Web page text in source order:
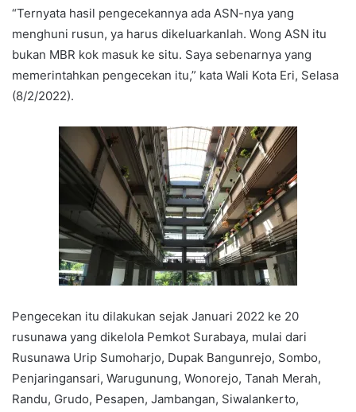
“Ternyata hasil pengecekannya ada ASN-nya yang
menghuni rusun, ya harus dikeluarkanlah. Wong ASN itu
bukan MBR kok masuk ke situ. Saya sebenarnya yang
memerintahkan pengecekan itu,” kata Wali Kota Eri, Selasa
(8/2/2022).
Pengecekan itu dilakukan sejak Januari 2022 ke 20
rusunawa yang dikelola Pemkot Surabaya, mulai dari
Rusunawa Urip Sumoharjo, Dupak Bangunrejo, Sombo,
Penjaringansari, Warugunung, Wonorejo, Tanah Merah,
Randu, Grudo, Pesapen, Jambangan, Siwalankerto,